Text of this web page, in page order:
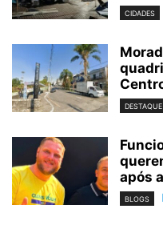
CIDADES
DESTAQUE
após
BLOGS